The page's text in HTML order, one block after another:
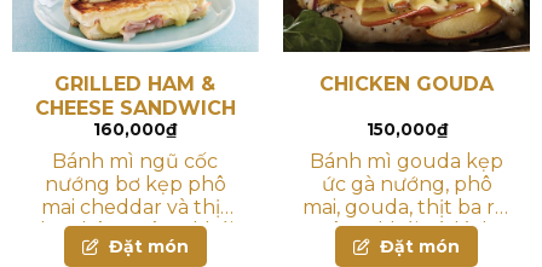
GRILLED HAM &
CHEESE SANDWICH
160,000₫
Bánh mì ngũ cốc
nướng bơ kẹp phô
mai cheddar và thịt
dăm bông xông khói.
Đặt món
CHICKEN GOUDA
150,000₫
Bánh mì gouda kẹp
ức gà nướng, phô
mai, gouda, thịt ba rọi
xông, khói, xà lách
romanine, cà chua và
Đặt món